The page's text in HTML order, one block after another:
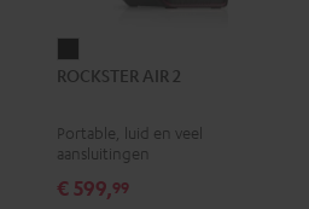
AIR
Zwart
ROCKSTER AIR 2
Portable, luid en veel
aansluitingen
€ 599,99